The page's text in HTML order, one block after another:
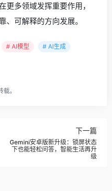
更多领域发挥重要作用，
、可解释的方向发展。
# AI模型
# AI生成
。
下一篇
Gemini安卓版新升级：锁屏状态
下也能轻松问答，智能生活再升
级